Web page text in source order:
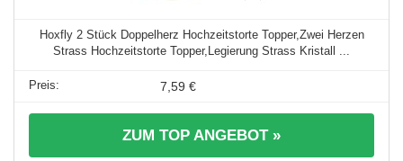
Hoxfly 2 Stück Doppelherz Hochzeitstorte Topper,Zwei Herzen
Strass Hochzeitstorte Topper,Legierung Strass Kristall ...
7,59 €
ZUM TOP ANGEBOT »